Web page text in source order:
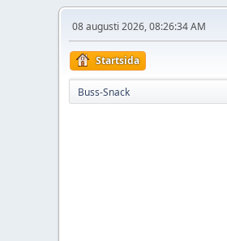
08 augusti 2026, 08:26:34 AM
Startsida
Buss-Snack